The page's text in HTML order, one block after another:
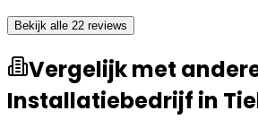
Bekijk alle 22 reviews
Vergelijk met
Installatiebedrijf in